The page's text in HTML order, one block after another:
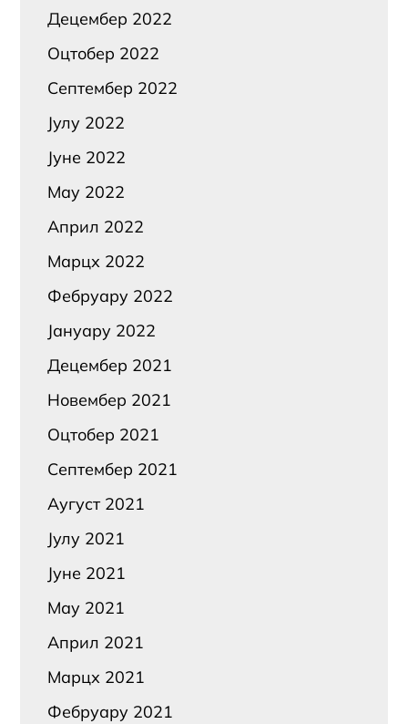
Децембер 2022
Оцтобер 2022
Септембер 2022
Јулy 2022
Јуне 2022
Маy 2022
Април 2022
Марцх 2022
Фебруарy 2022
Јануарy 2022
Децембер 2021
Новембер 2021
Оцтобер 2021
Септембер 2021
Аугуст 2021
Јулy 2021
Јуне 2021
Маy 2021
Април 2021
Марцх 2021
Фебруарy 2021